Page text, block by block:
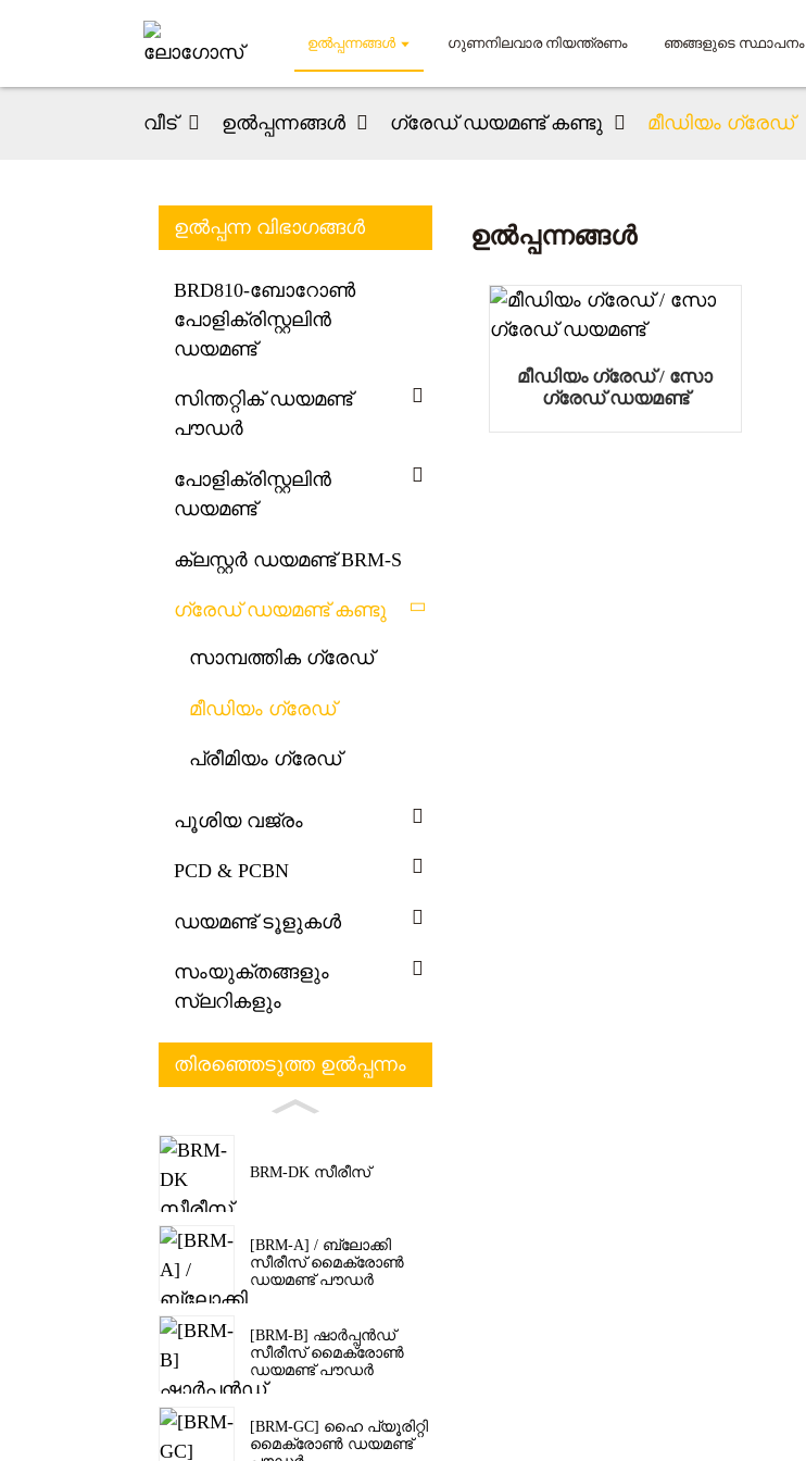
ഉൽപ്പന്നങ്ങൾ ഗുണനിലവാര നിയന്ത്രണം ഞങ്ങളുടെ സ്ഥാപനം
വീട് ഉൽപ്പന്നങ്ങൾ ഗ്രേഡ് ഡയമണ്ട് കണ്ടു മീഡിയം ഗ്രേഡ്
ഉൽപ്പന്ന വിഭാഗങ്ങൾ
BRD810-ബോറോൺ
പോളിക്രിസ്റ്റലിൻ
ഡയമണ്ട്
സിന്തറ്റിക് ഡയമണ്ട്
പൗഡർ
പോളിക്രിസ്റ്റലിൻ
ഡയമണ്ട്
ക്ലസ്റ്റർ ഡയമണ്ട് BRM-S
ഗ്രേഡ് ഡയമണ്ട് കണ്ടു
സാമ്പത്തിക ഗ്രേഡ്
മീഡിയം ഗ്രേഡ്
പ്രീമിയം ഗ്രേഡ്
പൂശിയ വജ്രം
PCD & PCBN
ഡയമണ്ട് ടൂളുകൾ
സംയുക്തങ്ങളും
സ്ലറികളും
തിരഞ്ഞെടുത്ത ഉൽപ്പന്നം
BRM-DK സീരീസ്
[BRM-A] / ബ്ലോക്കി
സീരീസ് മൈക്രോൺ
ഡയമണ്ട് പൗഡർ
[BRM-B] ഷാർപ്പൻഡ്
സീരീസ് മൈക്രോൺ
ഡയമണ്ട് പൗഡർ
[BRM-GC] ഹൈ പ്യൂരിറ്റി
മൈക്രോൺ ഡയമണ്ട്
ഉൽപ്പന്നങ്ങൾ
മീഡിയം ഗ്രേഡ് / സോ
ഗ്രേഡ് ഡയമണ്ട്